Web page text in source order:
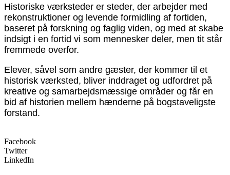
Historiske værksteder er steder, der arbejder med
rekonstruktioner og levende formidling af fortiden,
baseret på forskning og faglig viden, og med at skabe
indsigt i en fortid vi som mennesker deler, men tit står
fremmede overfor.
Elever, såvel som andre gæster, der kommer til et
historisk værksted, bliver inddraget og udfordret på
kreative og samarbejdsmæssige områder og får en
bid af historien mellem hænderne på bogstaveligste
forstand.
Facebook
Twitter
LinkedIn